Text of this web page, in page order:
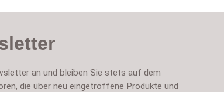
an und bleiben Sie stets auf dem
die über neu eingetroffene Produkte und